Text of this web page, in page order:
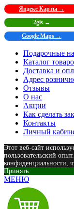
Яндекс Карты →
2gis →
Google Maps →
Подарочные
Каталог
Доставка и
Адрес
Отзывы
О нас
Акции
Как сделать
Контакты
Личный
Этот веб-сайт
пользовательский
конфиденциальности,
Принять
МЕНЮ